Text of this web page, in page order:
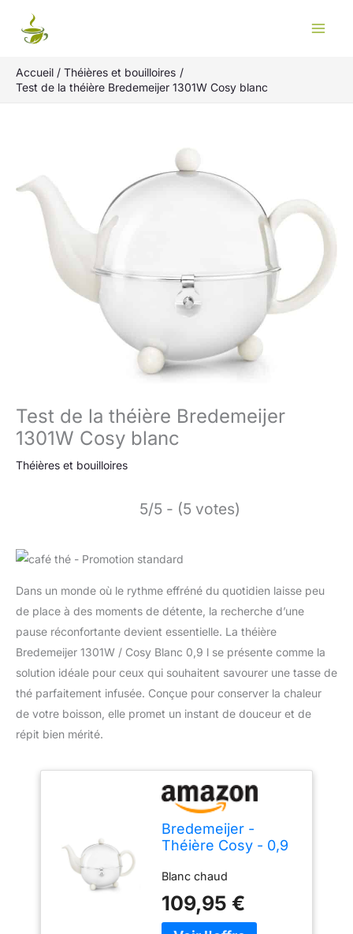
Accueil
Théières et bouilloires
Test de la théière Bredemeijer 1301W Cosy blanc
Test de la théière Bredemeijer
1301W Cosy blanc
Théières et bouilloires
5/5 - (5 votes)
Dans un monde où le rythme effréné du quotidien laisse peu
de place à des moments de détente, la recherche d’une
pause réconfortante devient essentielle. La théière
Bredemeijer 1301W / Cosy Blanc 0,9 l se présente comme la
solution idéale pour ceux qui souhaitent savourer une tasse de
thé parfaitement infusée. Conçue pour conserver la chaleur
de votre boisson, elle promet un instant de douceur et de
répit bien mérité.
Bredemeijer -
Théière Cosy - 0,9
Blanc chaud
109,95 €